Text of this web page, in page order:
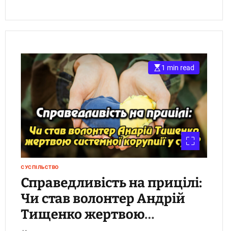
1 min read
СУСПІЛЬСТВО
Справедливість на прицілі:
Чи став волонтер Андрій
Тищенко жертвою